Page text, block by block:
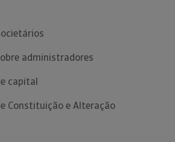
administradores
capital
Constituição e Alteração